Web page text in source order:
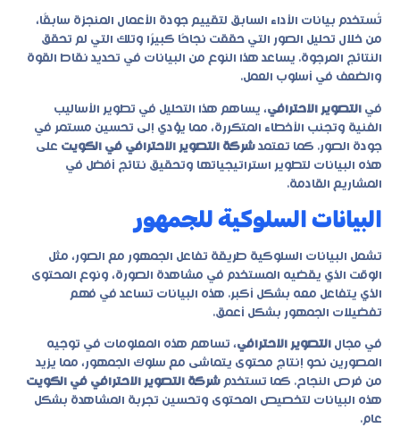
تُستخدم بيانات الأداء السابق لتقييم جودة الأعمال المنجزة سابقًا،
من خلال تحليل الصور التي حققت نجاحًا كبيرًا وتلك التي لم تحقق
النتائج المرجوة. يساعد هذا النوع من البيانات في تحديد نقاط القوة
والضعف في أسلوب العمل.
في التصوير الاحترافي، يساهم هذا التحليل في تطوير الأساليب
الفنية وتجنب الأخطاء المتكررة، مما يؤدي إلى تحسين مستمر في
جودة الصور. كما تعتمد شركة التصوير الاحترافي في الكويت على
هذه البيانات لتطوير استراتيجياتها وتحقيق نتائج أفضل في
المشاريع القادمة.
البيانات السلوكية للجمهور
تشمل البيانات السلوكية طريقة تفاعل الجمهور مع الصور، مثل
الوقت الذي يقضيه المستخدم في مشاهدة الصورة، ونوع المحتوى
الذي يتفاعل معه بشكل أكبر. هذه البيانات تساعد في فهم
تفضيلات الجمهور بشكل أعمق.
في مجال التصوير الاحترافي، تساهم هذه المعلومات في توجيه
المصورين نحو إنتاج محتوى يتماشى مع سلوك الجمهور، مما يزيد
من فرص النجاح. كما تستخدم شركة التصوير الاحترافي في الكويت
هذه البيانات لتخصيص المحتوى وتحسين تجربة المشاهدة بشكل
عام.